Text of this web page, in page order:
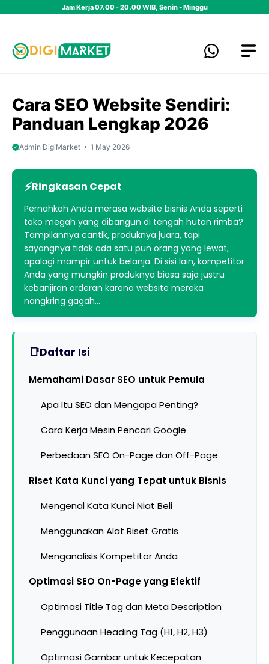
Jam Kerja 07.00 - 20.00 WIB, Senin - Minggu
Cara SEO Website Sendiri:
Panduan Lengkap 2026
Admin DigiMarket 1 May 2026
Ringkasan Cepat
Pernahkah Anda merasa website bisnis Anda seperti
toko megah yang dibangun di tengah hutan rimba?
Tampilannya cantik, produknya juara, tapi
sayangnya tidak ada satu pun orang yang lewat,
apalagi mampir untuk belanja. Di sisi lain, kompetitor
Anda yang mungkin produknya biasa saja justru
kebanjiran orderan karena website mereka
nangkring gagah…
Daftar Isi
Memahami Dasar SEO untuk Pemula
Apa Itu SEO dan Mengapa Penting?
Cara Kerja Mesin Pencari Google
Perbedaan SEO On-Page dan Off-Page
Riset Kata Kunci yang Tepat untuk Bisnis
Mengenal Kata Kunci Niat Beli
Menggunakan Alat Riset Gratis
Menganalisis Kompetitor Anda
Optimasi SEO On-Page yang Efektif
Optimasi Title Tag dan Meta Description
Penggunaan Heading Tag (H1, H2, H3)
Optimasi Gambar untuk Kecepatan